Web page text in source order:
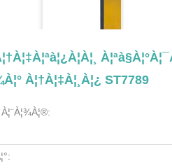
À¦†à¦‡à¦¸à¦¿ ST7789
À¦¨à¦¾à¦®: